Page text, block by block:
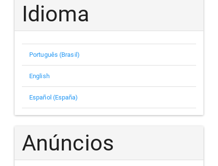
Idioma
Português (Brasil)
English
Español (España)
Anúncios